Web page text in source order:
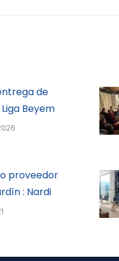
de
Beyem
proveedor
: Nardi